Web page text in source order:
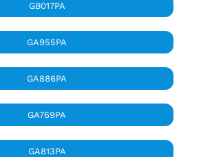
GB017PA
GA955PA
GA886PA
GA769PA
GA813PA